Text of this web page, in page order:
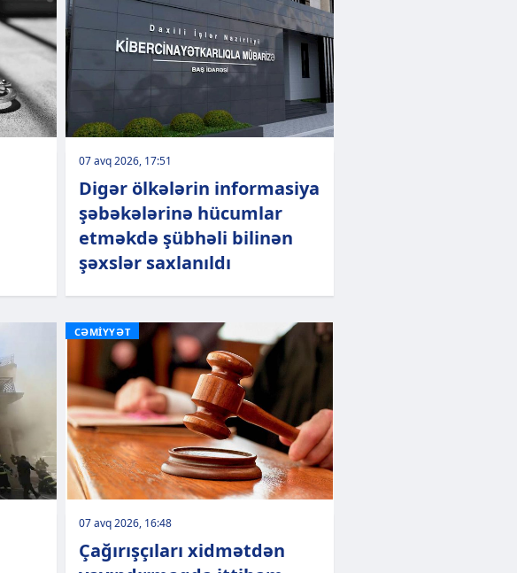
07 avq 2026, 17:51
Digər ölkələrin informasiya
şəbəkələrinə hücumlar
etməkdə şübhəli bilinən
şəxslər saxlanıldı
CƏMİYYƏT
07 avq 2026, 16:48
Çağırışçıları xidmətdən